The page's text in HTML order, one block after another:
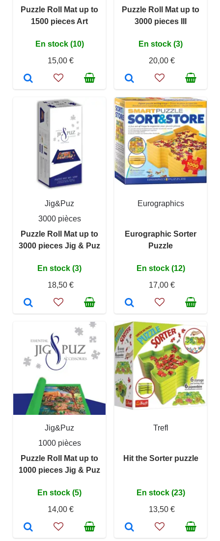
Puzzle Roll Mat up to
1500 pieces Art
En stock (10)
15,00 €
Puzzle Roll Mat up to
3000 pieces III
En stock (3)
20,00 €
Jig&Puz
3000 pièces
Puzzle Roll Mat up to
3000 pieces Jig & Puz
En stock (3)
18,50 €
Eurographics
Eurographic Sorter
Puzzle
En stock (12)
17,00 €
Jig&Puz
1000 pièces
Puzzle Roll Mat up to
1000 pieces Jig & Puz
En stock (5)
14,00 €
Trefl
Hit the Sorter puzzle
En stock (23)
13,50 €